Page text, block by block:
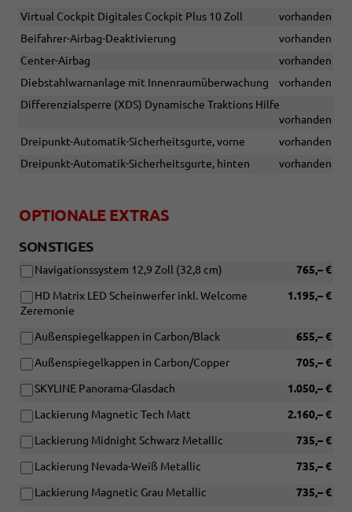
Virtual Cockpit Digitales Cockpit Plus 10 Zoll
vorhanden
Beifahrer-Airbag-Deaktivierung
vorhanden
Center-Airbag
vorhanden
Diebstahlwarnanlage mit Innenraumüberwachung
vorhanden
Differenzialsperre (XDS) Dynamische Traktions Hilfe
vorhanden
Dreipunkt-Automatik-Sicherheitsgurte, vorne
vorhanden
Dreipunkt-Automatik-Sicherheitsgurte, hinten
vorhanden
OPTIONALE EXTRAS
SONSTIGES
765,– €
Navigationssystem 12,9 Zoll (32,8 cm)
1.195,– €
HD Matrix LED Scheinwerfer inkl. Welcome
Zeremonie
655,– €
Außenspiegelkappen in Carbon/Black
705,– €
Außenspiegelkappen in Carbon/Copper
1.050,– €
SKYLINE Panorama-Glasdach
2.160,– €
Lackierung Magnetic Tech Matt
735,– €
Lackierung Midnight Schwarz Metallic
735,– €
Lackierung Nevada-Weiß Metallic
735,– €
Lackierung Magnetic Grau Metallic